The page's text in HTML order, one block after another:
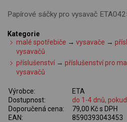
Papírové sáčky pro vysavač
Kategorie
malé spotřebiče →vysavače →
vysavačů
příslušenství →příslušenství pro
vysavačů
Výrobce:
ETA
Dostupnost:
do 1-4 dnů,
Doporučená cena:
79,00 Kč s DPH
EAN:
8590393043453